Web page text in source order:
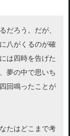
だろう。だが、
八がくるのが確
は四時を告げた
夢の中で思いち
回鳴ったことが
たはどこまで考